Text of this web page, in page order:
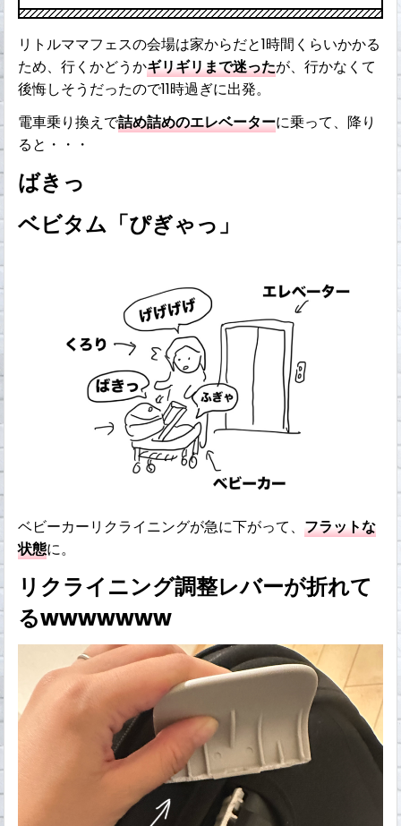
リトルママフェスの会場は家からだと1時間くらいかかる
ため、行くかどうかギリギリまで迷ったが、行かなくて
後悔しそうだったので11時過ぎに出発。
電車乗り換えで詰め詰めのエレベーターに乗って、降り
ると・・・
ばきっ
ベビタム「ぴぎゃっ」
ベビーカーリクライニングが急に下がって、フラットな
状態に。
リクライニング調整レバーが折れて
るwwwwwww